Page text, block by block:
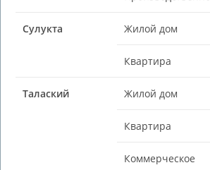
Сулукта Жилой дом
Квартира
Талаский Жилой дом
Квартира
Коммерческое